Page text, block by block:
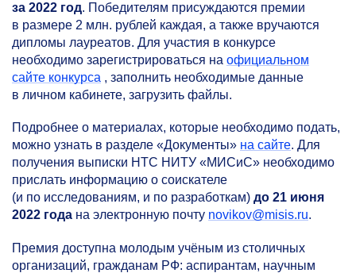
за 2022 год. Победителям присуждаются премии
в размере 2 млн. рублей каждая, а также вручаются
дипломы лауреатов. Для участия в конкурсе
необходимо зарегистрироваться на официальном
сайте конкурса , заполнить необходимые данные
в личном кабинете, загрузить файлы.
Подробнее о материалах, которые необходимо подать,
можно узнать в разделе «Документы» на сайте. Для
получения выписки НТС НИТУ «МИСиС» необходимо
прислать информацию о соискателе
(и по исследованиям, и по разработкам) до 21 июня
2022 года на электронную почту novikov@misis.ru.
Премия доступна молодым учёным из столичных
организаций, гражданам РФ: аспирантам, научным